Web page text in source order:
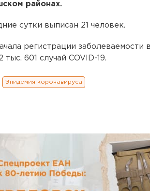
районах.
сутки выписан 21 человек.
регистрации заболеваемости
тыс. 601 случай COVID-19.
Эпидемия коронавируса